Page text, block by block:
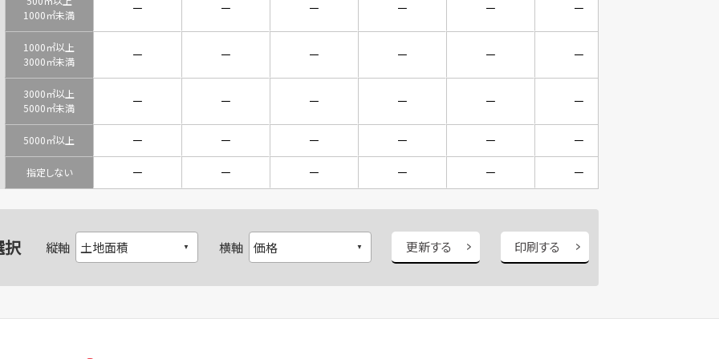
1000㎡未満
－ － － － － －
1000㎡以上
3000㎡未満
－ － － － － －
3000㎡以上
5000㎡未満
－ － － － － －
5000㎡以上 － － － － － －
指定しない － － － － － －
択 縦軸 横軸 更新する 印刷する